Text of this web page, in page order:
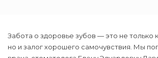
Забота о здоровье зубов — это не только
но и залог хорошего самочувствия. Мы